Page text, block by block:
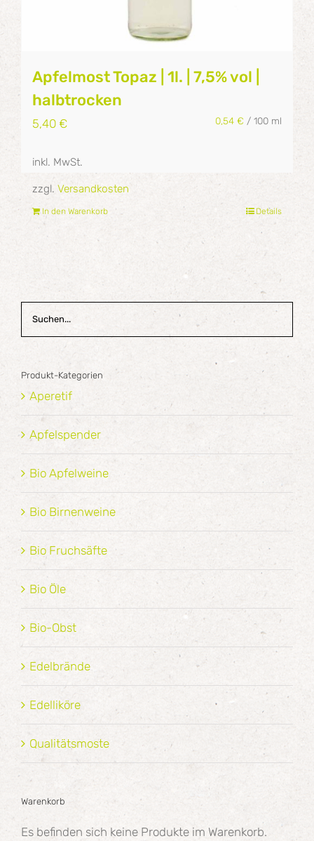
Apfelmost Topaz | 1l. | 7,5% vol |
halbtrocken
5,40 € 0,54 € / 100 ml
inkl. MwSt.
zzgl. Versandkosten
In den Warenkorb Details
Produkt-Kategorien
Aperetif
Apfelspender
Bio Apfelweine
Bio Birnenweine
Bio Fruchsäfte
Bio Öle
Bio-Obst
Edelbrände
Edelliköre
Qualitätsmoste
Warenkorb
Es befinden sich keine Produkte im Warenkorb.